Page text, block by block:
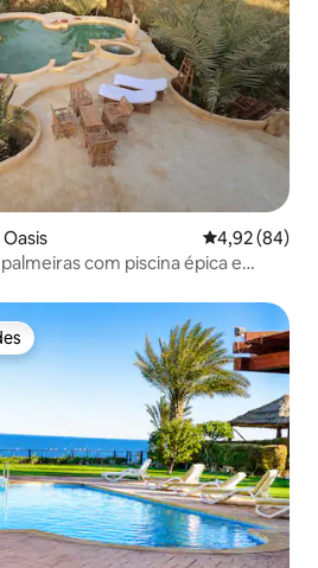
Classificação
4,92 (84)
com piscina épica e
mais apreciados